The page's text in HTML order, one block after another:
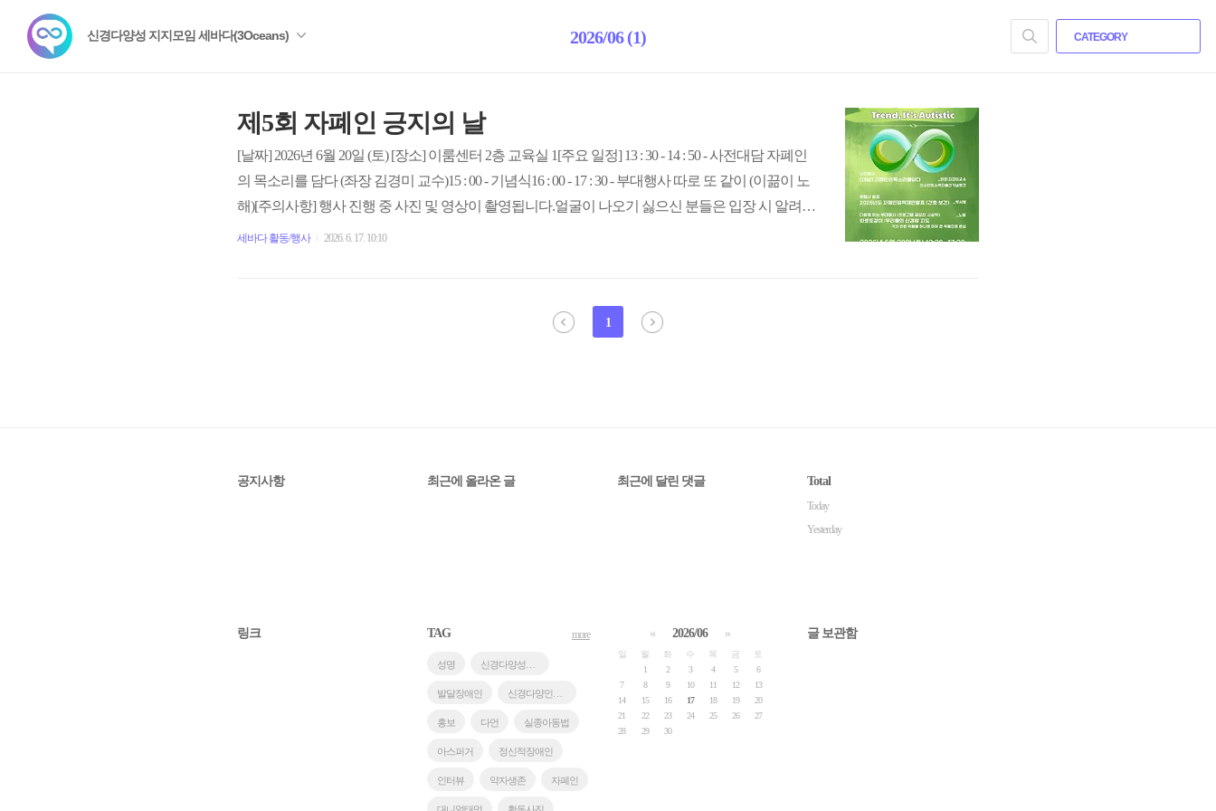
신경다양성 지지모임 세바다(3Oceans) CATEGORY
2026/06 (1)
제5회 자폐인 긍지의 날
[날짜] 2026년 6월 20일 (토) [장소] 이룸센터 2층 교육실 1[주요 일정] 13 : 30 - 14 : 50 - 사전대담 자폐인
의 목소리를 담다 (좌장 김경미 교수)15 : 00 - 기념식16 : 00 - 17 : 30 - 부대행사 따로 또 같이 (이끎이 노
해)[주의사항] 행사 진행 중 사진 및 영상이 촬영됩니다.얼굴이 나오기 싫으신 분들은 입장 시 알려주
시기 바랍니다.행사 중 타인의 동의 없는 신체 접촉, 비방, 혐오 표현, 괴롭힘 행위는 허용되지 않습니
세바다 활동/행사 2026. 6. 17. 10:10
1
공지사항 최근에 올라온 글 최근에 달린 댓글 Total
Today
Yesterday
링크 TAG
성명
발달장애인
홍보 다언 실종아동법
아스퍼거 정신적장애인
인터뷰 약자생존 자폐인
more « 2026/06 »
일 월 화 수 목 금
토
1
2 3 4 5
6
7
8 9 10 11 12
13
14
15 16 17 18 19
20
21
22 23 24 25 26
27
28
29 30
글 보관함